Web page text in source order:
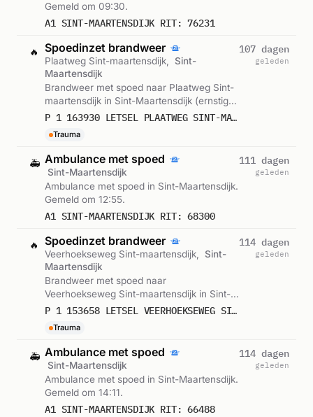
Gemeld om 09:30.
A1 SINT-MAARTENSDIJK RIT: 76231
🔥 Spoedinzet brandweer
Plaatweg Sint-maartensdijk, Sint-
Maartensdijk
Brandweer met spoed naar Plaatweg Sint-
maartensdijk in Sint-Maartensdijk (ernstig
letsel). Gemeld om 13:37.
P 1 163930 LETSEL PLAATWEG SINT-MAARTENSDIJK
Trauma
107 dagen
geleden
🚑 Ambulance met spoed
Sint-Maartensdijk
Ambulance met spoed in Sint-Maartensdijk.
Gemeld om 12:55.
A1 SINT-MAARTENSDIJK RIT: 68300
111 dagen
geleden
🔥 Spoedinzet brandweer
Veerhoekseweg Sint-maartensdijk, Sint-
Maartensdijk
Brandweer met spoed naar
Veerhoekseweg Sint-maartensdijk in Sint-
Maartensdijk (ernstig letsel). Gemeld om
P 1 153658 LETSEL VEERHOEKSEWEG SINT-MAARTENSDIJK
Trauma
114 dagen
geleden
🚑 Ambulance met spoed
Sint-Maartensdijk
Ambulance met spoed in Sint-Maartensdijk.
Gemeld om 14:11.
A1 SINT-MAARTENSDIJK RIT: 66488
114 dagen
geleden